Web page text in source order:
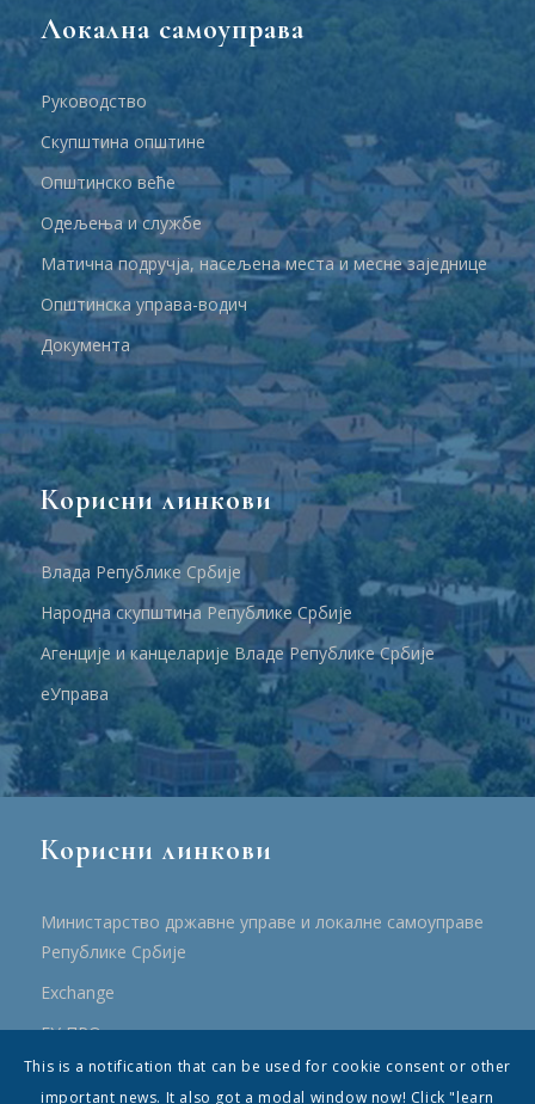
Локална самоуправа
Руководство
Скупштина општине
Општинско веће
Одељења и службе
Матична подручја, насељена места и месне заједнице
Општинска управа-водич
Документа
Корисни линкови
Влада Републике Србије
Народна скупштина Републике Србије
Агенције и канцеларије Владе Републике Србије
еУправа
Корисни линкови
Министарство државне управе и локалне самоуправе
Републике Србије
Еxchange
ЕУ ПРО
ПРРР
This is a notification that can be used for cookie consent or other
important news. It also got a modal window now! Click "learn